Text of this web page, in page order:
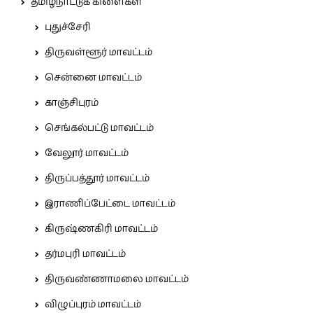
புதுச்சேரி
திருவள்ளூர் மாவட்டம்
சென்னை மாவட்டம்
காஞ்சிபுரம்
செங்கல்பட்டு மாவட்டம்
வேலூர் மாவட்டம்
திருப்பத்தூர் மாவட்டம்
இராணிப்பேட்டை மாவட்டம்
கிருஷ்ணகிரி மாவட்டம்
தர்மபுரி மாவட்டம்
திருவண்ணாமலை மாவட்டம்
விழுப்புரம் மாவட்டம்